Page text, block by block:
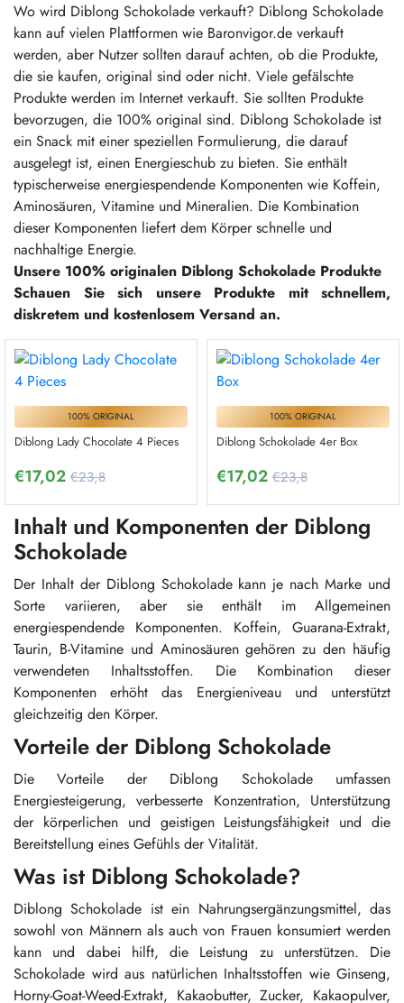
Wo wird Diblong Schokolade verkauft? Diblong Schokolade
kann auf vielen Plattformen wie Baronvigor.de verkauft
werden, aber Nutzer sollten darauf achten, ob die Produkte,
die sie kaufen, original sind oder nicht. Viele gefälschte
Produkte werden im Internet verkauft. Sie sollten Produkte
bevorzugen, die 100% original sind. Diblong Schokolade ist
ein Snack mit einer speziellen Formulierung, die darauf
ausgelegt ist, einen Energieschub zu bieten. Sie enthält
typischerweise energiespendende Komponenten wie Koffein,
Aminosäuren, Vitamine und Mineralien. Die Kombination
dieser Komponenten liefert dem Körper schnelle und
nachhaltige Energie.
Unsere 100% originalen Diblong Schokolade Produkte
Schauen Sie sich unsere Produkte mit schnellem,
diskretem und kostenlosem Versand an.
100% ORIGINAL
Diblong Lady Chocolate 4 Pieces
€17,02 €23,8
100% ORIGINAL
Diblong Schokolade 4er Box
€17,02 €23,8
Inhalt und Komponenten der Diblong
Schokolade
Der Inhalt der Diblong Schokolade kann je nach Marke und
Sorte variieren, aber sie enthält im Allgemeinen
energiespendende Komponenten. Koffein, Guarana-Extrakt,
Taurin, B-Vitamine und Aminosäuren gehören zu den häufig
verwendeten Inhaltsstoffen. Die Kombination dieser
Komponenten erhöht das Energieniveau und unterstützt
gleichzeitig den Körper.
Vorteile der Diblong Schokolade
Die Vorteile der Diblong Schokolade umfassen
Energiesteigerung, verbesserte Konzentration, Unterstützung
der körperlichen und geistigen Leistungsfähigkeit und die
Bereitstellung eines Gefühls der Vitalität.
Was ist Diblong Schokolade?
Diblong Schokolade ist ein Nahrungsergänzungsmittel, das
sowohl von Männern als auch von Frauen konsumiert werden
kann und dabei hilft, die Leistung zu unterstützen. Die
Schokolade wird aus natürlichen Inhaltsstoffen wie Ginseng,
Horny-Goat-Weed-Extrakt, Kakaobutter, Zucker, Kakaopulver,